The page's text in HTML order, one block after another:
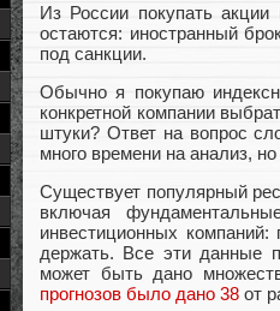
Из России покупать
остаются: иностранный
под санкции.
Обычно я покупаю
конкретной компании
штуки? Ответ на вопрос
много времени на анализ,
Существует популярный
включая
инвестиционных
держать. Все эти данные
может быть дано
прогнозов было дано 38 от